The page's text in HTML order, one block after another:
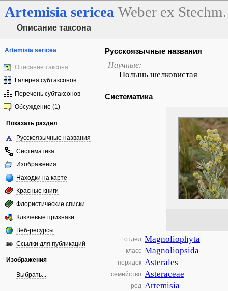
Artemisia sericea Weber ex Stechm.
Описание таксона
Artemisia sericea
Описание таксона
Галерея субтаксонов
Перечень субтаксонов
Обсуждение (1)
Показать раздел
Русскоязычные названия
Систематика
Изображения
Находки на карте
Красные книги
Флористические списки
Ключевые признаки
Веб-ресурсы
Ссылки для публикаций
Изображения
Выбрать...
Русскоязычные названия
Научные:
Полынь шелковистая
Систематика
отдел Magnoliophyta
класс Magnoliopsida
порядок Asterales
семейство Asteraceae
род Artemisia